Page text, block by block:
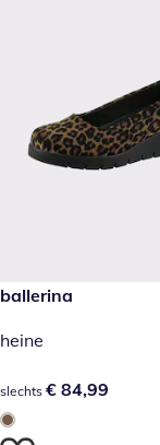
€ 84,99
ballerina
heine
€ 84,99
slechts € 84,99